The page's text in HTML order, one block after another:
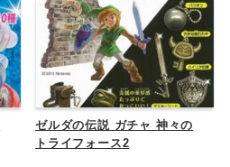
ゼルダの伝説 ガチャ 神々の
トライフォース2